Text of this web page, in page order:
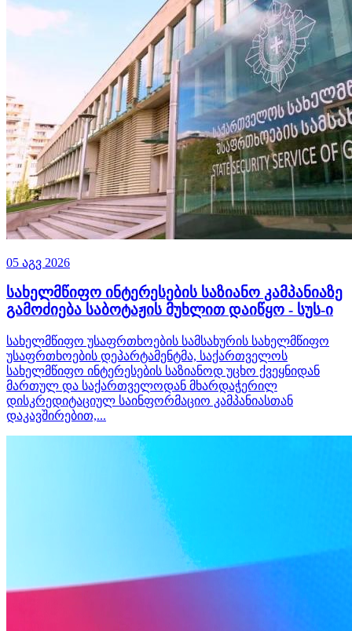
05 აგვ 2026
სახელმწიფო ინტერესების საზიანო კამპანიაზე
გამოძიება საბოტაჟის მუხლით დაიწყო - სუს-ი
სახელმწიფო უსაფრთხოების სამსახურის სახელმწიფო
უსაფრთხოების დეპარტამენტმა, საქართველოს
სახელმწიფო ინტერესების საზიანოდ უცხო ქვეყნიდან
მართულ და საქართველოდან მხარდაჭერილ
დისკრედიტაციულ საინფორმაციო კამპანიასთან
დაკავშირებით,...